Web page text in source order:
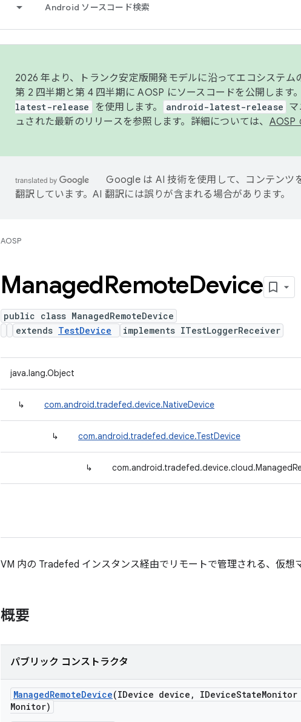
Android ソースコード検索
2026 年より、トランク安定版開発モデルに沿ってエコシステム
第 2 四半期と第 4 四半期に AOSP にソースコードを公開します
latest-release
を使用します。 android-latest-release
ュされた最新のリリースを参照します。詳細については、 AOSP
Google は AI 技術を使用して、コンテンツ
翻訳しています。AI 翻訳には誤りが含まれる場合があります。
AOSP
ManagedRemoteDevice
public class ManagedRemoteDevice
extends TestDevice implements ITestLoggerReceiver
java.lang.Object
↳ com.android.tradefed.device.NativeDevice
↳ com.android.tradefed.device.TestDevice
↳
VM 内の Tradefed インスタンス経由でリモートで管理される、仮想
概要
パブリック コンストラクタ
ManagedRemoteDevice(IDevice device , IDeviceState
Monitor)